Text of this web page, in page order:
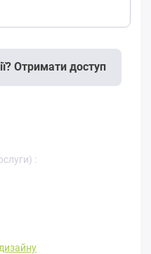
Отримати доступ
: